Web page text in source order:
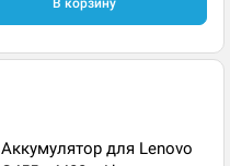
В корзину
Аккумулятор для Lenovo